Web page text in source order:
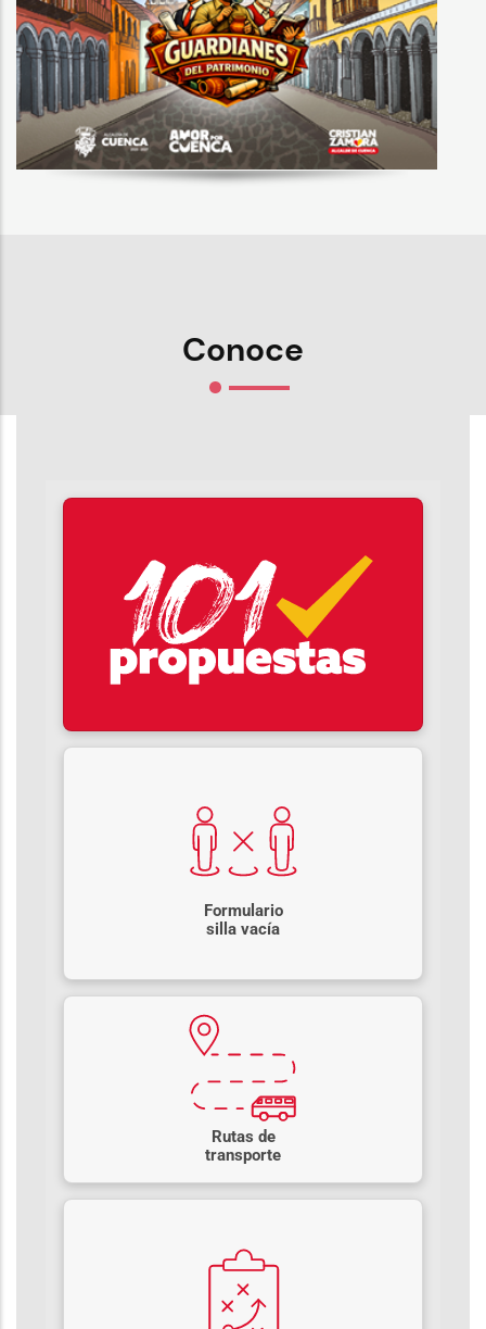
Conoce
Formulario
silla vacía
Rutas de
transporte